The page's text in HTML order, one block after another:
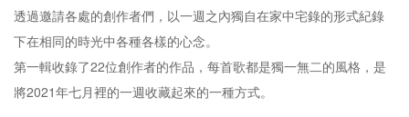
透過邀請各處的創作者們，以一週之內獨自在家中宅錄的形式紀錄
下在相同的時光中各種各樣的心念。
第一輯收錄了22位創作者的作品，每首歌都是獨一無二的風格，是
將2021年七月裡的一週收藏起來的一種方式。